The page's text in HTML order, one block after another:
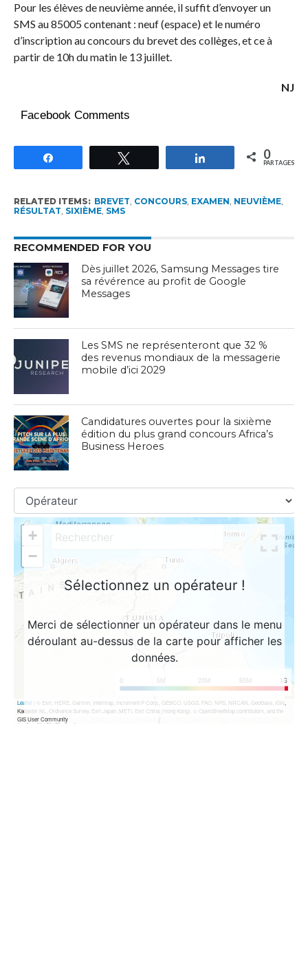
Pour les élèves de neuvième année, il suffit d’envoyer un
SMS au 85005 contenant : neuf (espace) et le numéro
d’inscription au concours du brevet des collèges, et ce à
partir de 10h du matin le 13 juillet.
NJ
Facebook Comments
Partagez 0
PARTAGES
RELATED ITEMS: BREVET, CONCOURS, EXAMEN, NEUVIÈME,
RÉSULTAT, SIXIÈME, SMS
RECOMMENDED FOR YOU
Dès juillet 2026, Samsung Messages tire
sa révérence au profit de Google
Messages
Les SMS ne représenteront que 32 %
des revenus mondiaux de la messagerie
mobile d’ici 2029
Candidatures ouvertes pour la sixième
édition du plus grand concours Africa’s
Business Heroes